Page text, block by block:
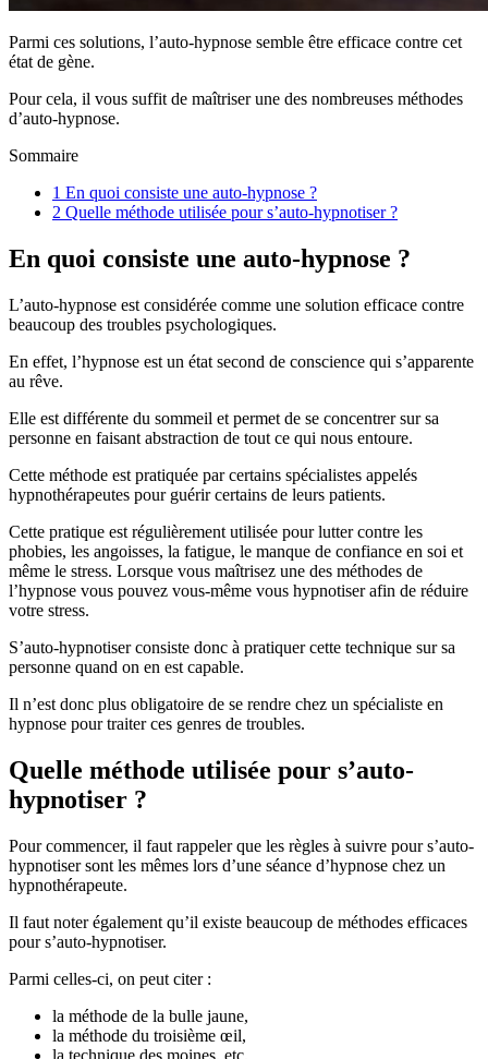
Parmi ces solutions, l’auto-hypnose semble être efficace contre cet
état de gène.
Pour cela, il vous suffit de maîtriser une des nombreuses méthodes
d’auto-hypnose.
Sommaire
1 En quoi consiste une auto-hypnose ?
2 Quelle méthode utilisée pour s’auto-hypnotiser ?
En quoi consiste une auto-hypnose ?
L’auto-hypnose est considérée comme une solution efficace contre
beaucoup des troubles psychologiques.
En effet, l’hypnose est un état second de conscience qui s’apparente
au rêve.
Elle est différente du sommeil et permet de se concentrer sur sa
personne en faisant abstraction de tout ce qui nous entoure.
Cette méthode est pratiquée par certains spécialistes appelés
hypnothérapeutes pour guérir certains de leurs patients.
Cette pratique est régulièrement utilisée pour lutter contre les
phobies, les angoisses, la fatigue, le manque de confiance en soi et
même le stress. Lorsque vous maîtrisez une des méthodes de
l’hypnose vous pouvez vous-même vous hypnotiser afin de réduire
votre stress.
S’auto-hypnotiser consiste donc à pratiquer cette technique sur sa
personne quand on en est capable.
Il n’est donc plus obligatoire de se rendre chez un spécialiste en
hypnose pour traiter ces genres de troubles.
Quelle méthode utilisée pour s’auto-
hypnotiser ?
Pour commencer, il faut rappeler que les règles à suivre pour s’auto-
hypnotiser sont les mêmes lors d’une séance d’hypnose chez un
hypnothérapeute.
Il faut noter également qu’il existe beaucoup de méthodes efficaces
pour s’auto-hypnotiser.
Parmi celles-ci, on peut citer :
la méthode de la bulle jaune,
la méthode du troisième œil,
la technique des moines, etc.